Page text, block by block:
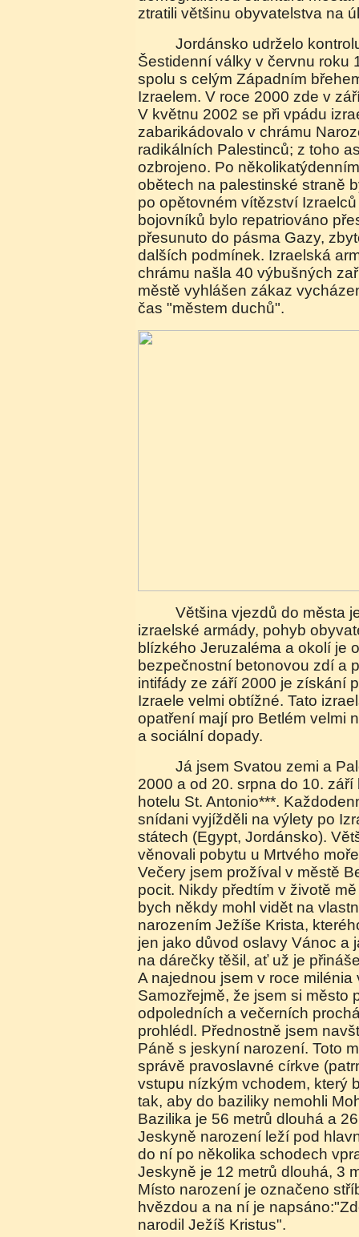
ztratili většinu obyvatelstva na
Jordánsko udrželo kontrolu nad městem až do
Šestidenní války v červnu roku
spolu s celým Západním
Izraelem. V roce 2000 zde v
V květnu 2002 se při vpádu
zabarikádovalo v chrámu
radikálních Palestinců; z toho
ozbrojeno. Po
obětech na palestinské straně
po opětovném vítězství
bojovníků bylo repatriováno
přesunuto do pásma Gazy,
dalších podmínek. Izraelská
chrámu našla 40 výbušných
městě vyhlášen zákaz
čas "městem duchů".
Většina vjezdů do města je dnes pod kontrolou
izraelské armády, pohyb
blízkého Jeruzaléma a okolí je
bezpečnostní betonovou zdí a
intifády ze září 2000 je získání
Izraele velmi obtížné. Tato
opatření mají pro Betlém velmi
a sociální dopady.
Já jsem Svatou zemi a Palestinu navštívil v roce
2000 a od 20. srpna do 10.
hotelu St. Antonio***.
snídani vyjížděli na výlety po
státech (Egypt, Jordánsko).
věnovali pobytu u Mrtvého
Večery jsem prožíval v městě
pocit. Nikdy předtím v životě
bych někdy mohl vidět na
narozením Ježíše Krista,
jen jako důvod oslavy Vánoc a
na dárečky těšil, ať už je
A najednou jsem v roce milénia
Samozřejmě, že jsem si město
odpoledních a večerních
prohlédl. Přednostně jsem
Páně s jeskyní narození. Toto
správě pravoslavné církve
vstupu nízkým vchodem, který
tak, aby do baziliky nemohli
Bazilika je 56 metrů dlouhá a
Jeskyně narození leží pod
do ní po několika schodech
Jeskyně je 12 metrů dlouhá, 3
Místo narození je označeno
hvězdou a na ní je
narodil Ježíš Kristus".